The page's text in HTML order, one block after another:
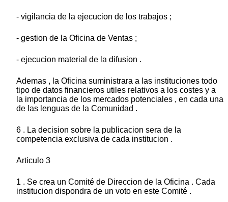
- vigilancia de la ejecucion de los trabajos ;
- gestion de la Oficina de Ventas ;
- ejecucion material de la difusion .
Ademas , la Oficina suministrara a las instituciones todo
tipo de datos financieros utiles relativos a los costes y a
la importancia de los mercados potenciales , en cada una
de las lenguas de la Comunidad .
6 . La decision sobre la publicacion sera de la
competencia exclusiva de cada institucion .
Articulo 3
1 . Se crea un Comité de Direccion de la Oficina . Cada
institucion dispondra de un voto en este Comité .